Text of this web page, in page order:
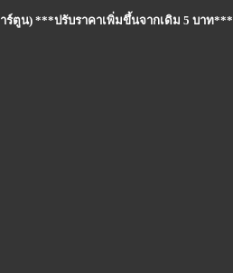
าร์ตูน) ***ปรับราคาเพิ่มขึ้นจากเดิม 5 บาท***